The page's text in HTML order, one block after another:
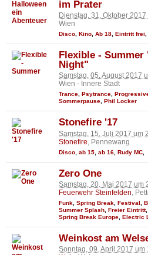
im Prater
Dienstag, 31. Oktober
Wien
Disco Kino Ab 18 Eintritt frei
Flexible - Summer
Night"
Samstag, 05. August 2017
Wien - Innere Stadt
Trance, Psytrance,
Sommerpause, Phil Locker
Stonefire '17
Samstag, 15. Juli 2017 um
Stonefire , Pennewang
Disco ab 15 ab 16 Rudy MC
Zero One
Samstag, 20. Mai 2017 um
Feuerwehr Steinfelden,
Funk Spring Break Festival
Summer Splash Freier Eintritt,
Spring Break Europe Electric
Weinkost am
Sonntag, 09. April 2017 um